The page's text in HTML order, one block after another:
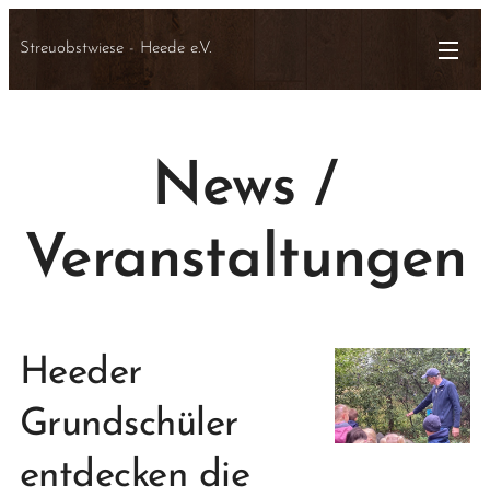
Streuobstwiese - Heede e.V.
News /
Veranstaltungen
Heeder
Grundschüler
entdecken die